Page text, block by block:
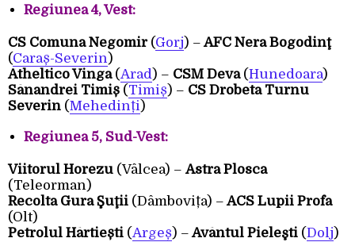
Regiunea 4, Vest:
CS Comuna Negomir(Gorj) –AFC Nera Bogodinţ
(Caraș-Severin)
Atheltico Vinga(Arad) – CSM Deva (Hunedoara)
Sânandrei Timiș (Timiș) – CS Drobeta Turnu
Severin (Mehedinți)
Regiunea 5, Sud-Vest:
Viitorul Horezu (Vâlcea) –Astra Plosca
(Teleorman)
Recolta Gura Şuţii (Dâmbovița) –ACS Lupii Profa
(Olt)
Petrolul Hârtiești (Argeș) –Avântul Pieleşti (Dolj)